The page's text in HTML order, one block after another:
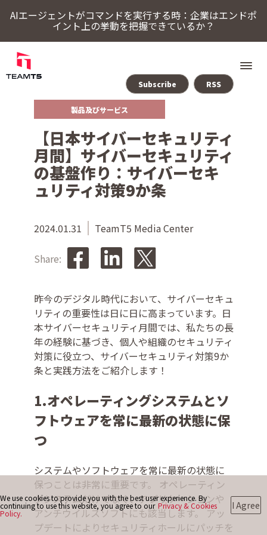
AIエージェントがコマンドを実行する時：企業はエンドポ
イント上の挙動を把握できているか？
ソリューション
TeamT5について
ブログ
お問い合わせ
製品及びサービス
Subscribe RSS
【日本サイバーセキュリティ
月間】サイバーセキュリティ
の基盤作り：サイバーセキ
ュリティ対策9か条
2024.01.31 TeamT5 Media Center
Share:
昨今のデジタル時代において、サイバーセキュ
リティの重要性は日に日に高まっています。日
本サイバーセキュリティ月間では、私たちの長
年の経験に基づき、個人や組織のセキュリティ
対策に役立つ、サイバーセキュリティ対策9か
条と実践方法をご紹介します！
1.オペレーティングシステムとソ
フトウェアを常に最新の状態に保
つ
システムやソフトウェアを常に最新の状態に
保つことは非常に重要です。 オペレーティン
グシステムだけでなく、アプリケーションや
アンチウイルスソフトにも該当します。 アッ
プデートによりセキュリティホールにパッチを
We use cookies to provide you with the best user experience. By
continuing to use this website, you agree to our Privacy & Cookies
Policy.
I Agree